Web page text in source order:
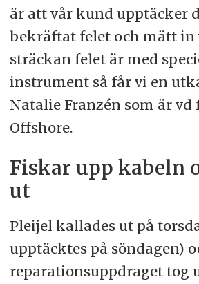
är att vår kund upptäcker
bekräftat felet och mätt in
sträckan felet är med
instrument så får vi en
Natalie Franzén som är vd
Offshore.
Fiskar upp kabeln
ut
Pleijel kallades ut på
upptäcktes på söndagen)
reparationsuppdraget tog